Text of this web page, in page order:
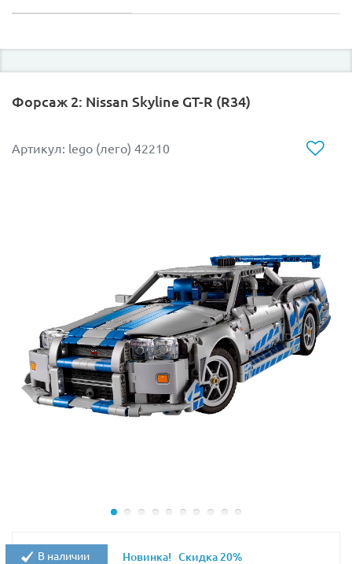
Форсаж 2: Nissan Skyline GT-R (R34)
Артикул: lego (лего) 42210
В наличии Новинка! Скидка 20%